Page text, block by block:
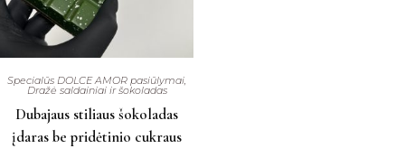
Specialūs DOLCE AMOR pasiūlymai,
Dražė saldainiai ir šokoladas
Dubajaus stiliaus šokoladas
įdaras be pridėtinio cukraus